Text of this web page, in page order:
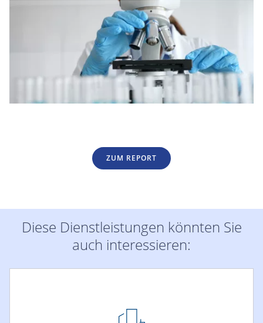
ZUM REPORT
Diese Dienstleistungen könnten Sie
auch interessieren: